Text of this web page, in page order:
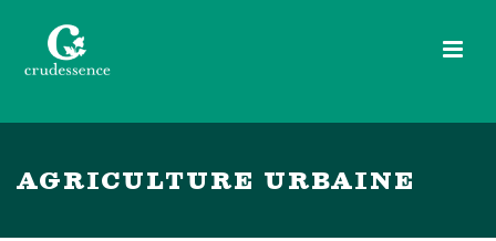
AGRICULTURE URBAINE